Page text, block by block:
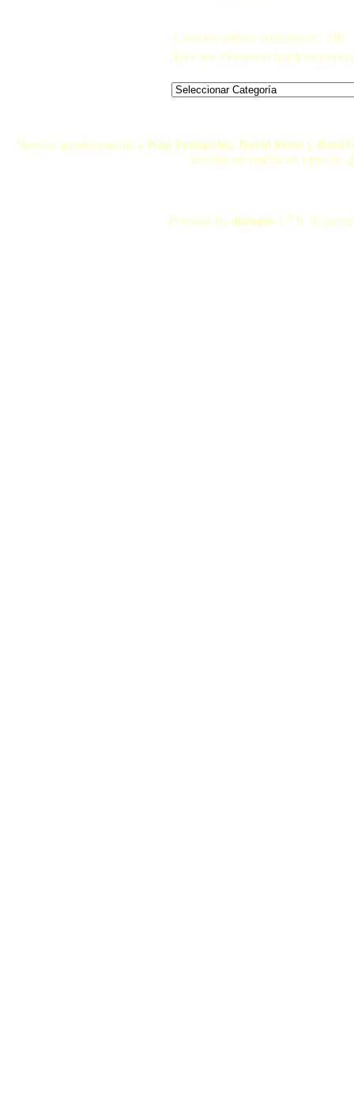
Usuarios activos actualmente: 248
En estos momentos hay 0
Nuestro agradecimiento a Iván Fernández, David Pérez y Raúl
pueden ser usadas sin permiso.
Powered by 4images 1.7.6